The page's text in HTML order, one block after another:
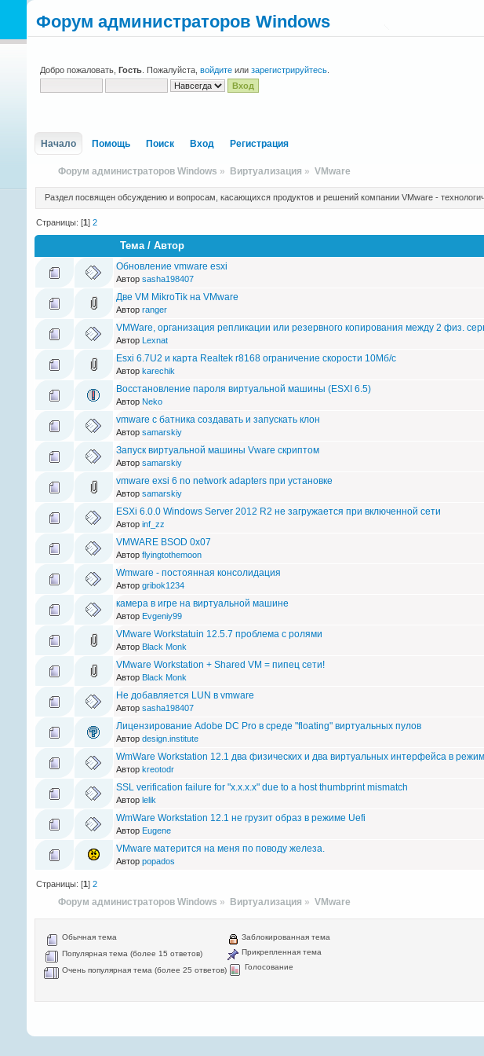
Форум администраторов Windows
Добро пожаловать, Гость. Пожалуйста, войдитеили зарегистрируйтесь.
Начало Помощь Поиск Вход Регистрация
Форум администраторов Windows » Виртуализация » VMware
Раздел посвящен обсуждению и вопросам, касающихся продуктов и решений компании VMware -
Страницы: [1] 2
Тема/ Автор
Обновление vmware esxi
Автор sasha198407
Две VM MikroTik на VMware
Автор ranger
VMWare, организация репликации или резервного копирования между 2 физ.
Автор Lexnat
Esxi 6.7U2 и карта Realtek r8168 ограничение скорости 10Мб/с
Автор karechik
Восстановление пароля виртуальной машины (ESXI 6.5)
Автор Neko
vmware с батника создавать и запускать клон
Автор samarskiy
Запуск виртуальной машины Vware скриптом
Автор samarskiy
vmware exsi 6 no network adapters при установке
Автор samarskiy
ESXi 6.0.0 Windows Server 2012 R2 не загружается при включенной сети
Автор inf_zz
VMWARE BSOD 0x07
Автор flyingtothemoon
Wmware - постоянная консолидация
Автор gribok1234
камера в игре на виртуальной машине
Автор Evgeniy99
VMware Workstatuin 12.5.7 проблема с ролями
Автор Black Monk
VMware Workstation + Shared VM = пипец сети!
Автор Black Monk
Не добавляется LUN в vmware
Автор sasha198407
Лицензирование Adobe DC Pro в среде "floating" виртуальных пулов
Автор design.institute
WmWare Workstation 12.1 два физических и два виртуальных интерфейса в
Автор kreotodr
SSL verification failure for "x.x.x.x" due to a host thumbprint mismatch
Автор lelik
WmWare Workstation 12.1 не грузит образ в режиме Uefi
Автор Eugene
VMware матерится на меня по поводу железа.
Автор popados
Страницы: [1] 2
Форум администраторов Windows » Виртуализация » VMware
Обычная тема
Популярная тема (более 15 ответов)
Очень популярная тема (более 25 ответов)
Заблокированная тема
Прикрепленная тема
Голосование